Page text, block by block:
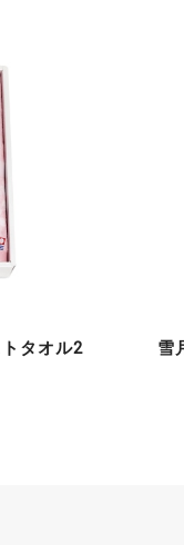
タオル2
雪